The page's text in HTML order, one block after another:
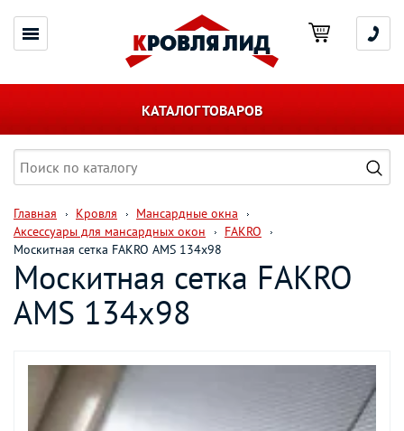
КАТАЛОГ ТОВАРОВ
Главная Кровля
Мансардные окна
Аксессуары для мансардных окон
FAKRO
Москитная сетка FAKRO AMS 134х98
Москитная сетка FAKRO
AMS 134х98